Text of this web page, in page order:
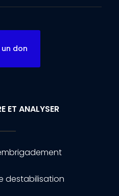
un don
ET ANALYSER
destabilisation